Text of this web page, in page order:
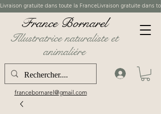
France Bornarel
Illustratrice naturaliste et
animaliére
francebornarel@gmail.com